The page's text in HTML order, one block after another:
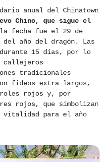
anual del Chinatown
Chino, que sigue el
fecha fue el 29 de
del año del dragón. Las
15 días, por lo
callejeros
tradicionales
fideos extra largos,
rojos y, por
rojos, que simbolizan
vitalidad para el año